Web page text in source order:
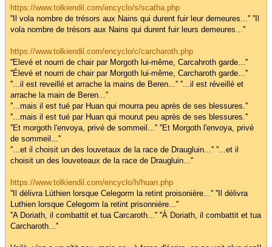
https://www.tolkiendil.com/encyclo/s/scatha.php
''Il vola nombre de trésors aux Nains qui durent fuir leur demeures...'' ''Il
vola nombre de trésors aux Nains qui durent fuir leurs demeures...''
https://www.tolkiendil.com/encyclo/c/carcharoth.php
''Elevé et nourri de chair par Morgoth lui-même, Carcahroth garde...''
''Élevé et nourri de chair par Morgoth lui-même, Carcharoth garde...''
''...il est reveillé et arrache la mains de Beren...'' ''...il est réveillé et
arrache la main de Beren...''
''...mais il est tué par Huan qui mourra peu après de ses blessures.''
''...mais il est tué par Huan qui mourut peu après de ses blessures.''
''Et morgoth l'envoya, privé de sommeil...'' ''Et Morgoth l'envoya, privé
de sommeil...''
''...et il choisit un des louvetaux de la race de Draugluin...'' ''...et il
choisit un des louveteaux de la race de Draugluin...''
https://www.tolkiendil.com/encyclo/h/huan.php
''Il délivra Lúthien lorsque Celegorm la retint proisonière...'' ''Il délivra
Luthien lorsque Celegorm la retint prisonnière...''
''A Doriath, il combattit et tua Carcaroth...'' ''À Doriath, il combattit et tua
Carcharoth...''